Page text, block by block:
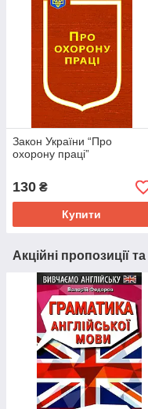
Закон України “Про
охорону праці”
130 ₴
Купити
Акційні пропозиції